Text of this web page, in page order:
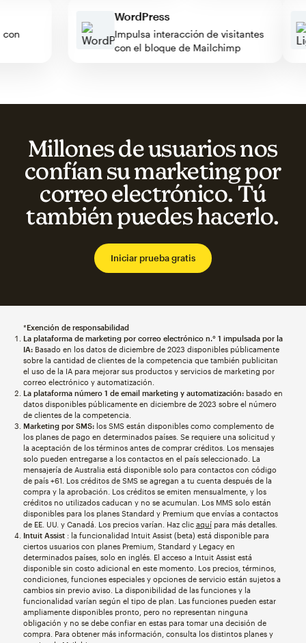
con
WordPress
Impulsa interacción de visitantes
con el bloque de Mailchimp
Millones de usuarios nos
confían su marketing por
correo electrónico. Tú
también puedes hacerlo.
Iniciar prueba gratis
*Exención de responsabilidad
La plataforma de marketing por correo electrónico n.° 1 impulsada por la
IA:Basado en los datos de diciembre de 2023 disponibles públicamente
sobre la cantidad de clientes de la competencia que también publicitan
el uso de la IA para mejorar sus productos y servicios de marketing por
correo electrónico y automatización.
La plataforma número 1 de email marketing y automatización:basado en
datos disponibles públicamente en diciembre de 2023 sobre el número
de clientes de la competencia.
Marketing por SMS:los SMS están disponibles como complemento de
los planes de pago en determinados países. Se requiere una solicitud y
la aceptación de los términos antes de comprar créditos. Los mensajes
solo pueden entregarse a los contactos en el país seleccionado. La
mensajería de Australia está disponible solo para contactos con código
de país +61. Los créditos de SMS se agregan a tu cuenta después de la
compra y la aprobación. Los créditos se emiten mensualmente, y los
créditos no utilizados caducan y no se acumulan. Los MMS solo están
disponibles para los planes Standard y Premium que envías a contactos
de EE. UU. y Canadá. Los precios varían. Haz clic aquípara más detalles.
Intuit Assist: la funcionalidad Intuit Assist (beta) está disponible para
ciertos usuarios con planes Premium, Standard y Legacy en
determinados países, solo en inglés. El acceso a Intuit Assist está
disponible sin costo adicional en este momento. Los precios, términos,
condiciones, funciones especiales y opciones de servicio están sujetos a
cambios sin previo aviso. La disponibilidad de las funciones y la
funcionalidad varían según el tipo de plan. Las funciones pueden estar
ampliamente disponibles pronto, pero no representan ninguna
obligación y no se debe confiar en estas para tomar una decisión de
compra. Para obtener más información, consulta los distintos planes y